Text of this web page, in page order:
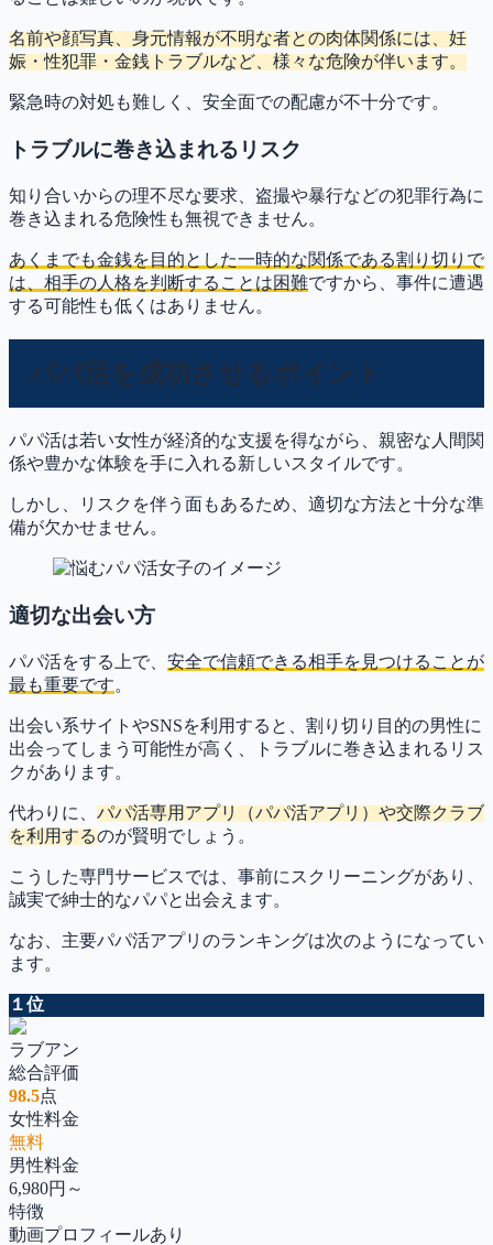
名前や顔写真、身元情報が不明な者との肉体関係には、妊
娠・性犯罪・金銭トラブルなど、様々な危険が伴います。
緊急時の対処も難しく、安全面での配慮が不十分です。
トラブルに巻き込まれるリスク
知り合いからの理不尽な要求、盗撮や暴行などの犯罪行為に
巻き込まれる危険性も無視できません。
あくまでも金銭を目的とした一時的な関係である割り切りで
は、相手の人格を判断することは困難ですから、事件に遭遇
する可能性も低くはありません。
パパ活を成功させるポイント
パパ活は若い女性が経済的な支援を得ながら、親密な人間関
係や豊かな体験を手に入れる新しいスタイルです。
しかし、リスクを伴う面もあるため、適切な方法と十分な準
備が欠かせません。
適切な出会い方
パパ活をする上で、 安全で信頼できる相手を見つけること が
最も重要です。
出会い系サイトやSNSを利用すると、割り切り目的の男性に
出会ってしまう可能性が高く、トラブルに巻き込まれるリス
クがあります。
代わりに、 パパ活専用アプリ（パパ活アプリ）や交際クラブ
を利用するのが賢明でしょう。
こうした専門サービスでは、事前にスクリーニングがあり、
誠実で紳士的なパパと出会えます。
なお、主要パパ活アプリのランキングは次のようになってい
ます。
１位
ラブアン
総合評価
98.5点
女性料金
無料
男性料金
6,980円～
特徴
動画プロフィールあり